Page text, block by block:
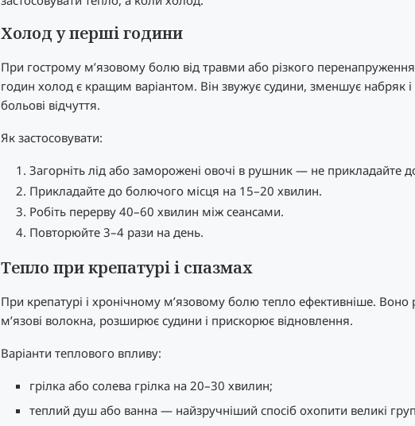
Холод у перші години
При гострому м’язовому болю від травми або різкого
годин холод є кращим варіантом. Він звужує судини, зменшує набряк
больові відчуття.
Як застосовувати:
Загорніть лід або заморожені овочі в рушник — не прикладайте
Прикладайте до болючого місця на 15–20 хвилин.
Робіть перерву 40–60 хвилин між сеансами.
Повторюйте 3–4 рази на день.
Тепло при крепатурі і спазмах
При крепатурі і хронічному м’язовому болю тепло ефективніше. Воно
м’язові волокна, розширює судини і прискорює відновлення.
Варіанти теплового впливу:
грілка або солева грілка на 20–30 хвилин;
теплий душ або ванна — найзручніший спосіб охопити великі